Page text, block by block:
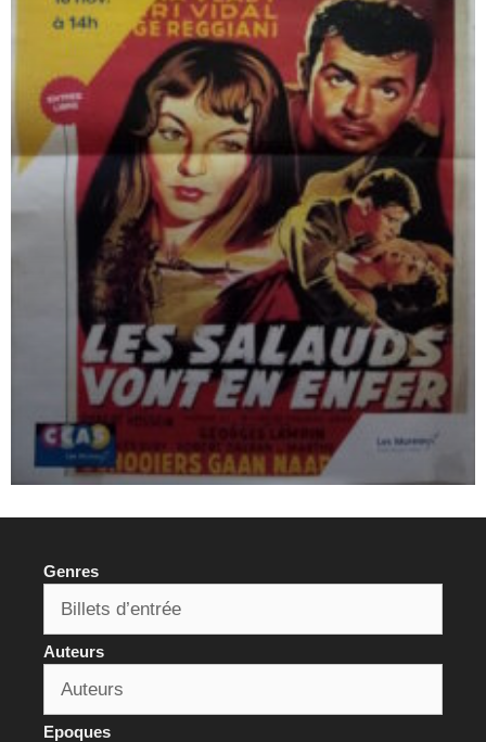
Genres
Auteurs
Epoques